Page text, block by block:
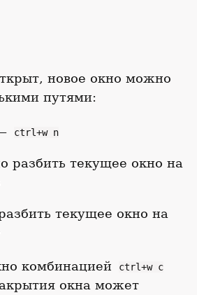
новое окно можно
путями:
ctrl+w n
разбить текущее окно на
текущее окно на
комбинацией ctrl+w c
окна может